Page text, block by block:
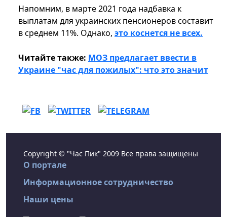
Напомним, в марте 2021 года надбавка к
выплатам для украинских пенсионеров составит
в среднем 11%. Однако, это коснется не всех.
Читайте также: МОЗ предлагает ввести в
Украине "час для пожилых": что это значит
Copyright © "Час Пик" 2009 Все права защищены
О портале
Информационное сотрудничество
Наши цены